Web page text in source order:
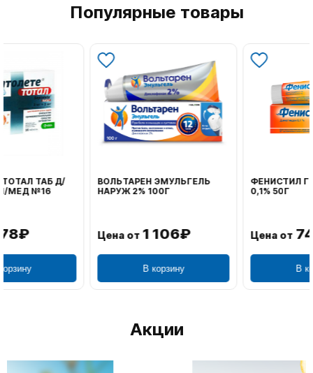
Популярные товары
ВОЛЬТАРЕН ЭМУЛЬГЕЛЬ
НАРУЖ 2% 100Г
Цена от 1 106₽
ФЕНИСТИЛ ГЕЛЬ НАРУЖ
0,1% 50Г
Цена от 749₽
Акции